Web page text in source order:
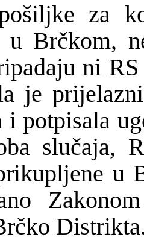
za
u Brčkom,
ni
je
potpisala
slučaja,
u
čko